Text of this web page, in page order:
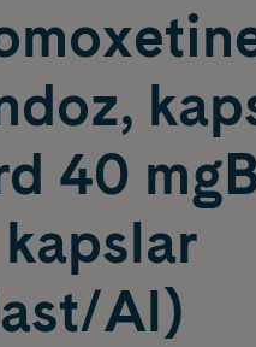
40
Al)